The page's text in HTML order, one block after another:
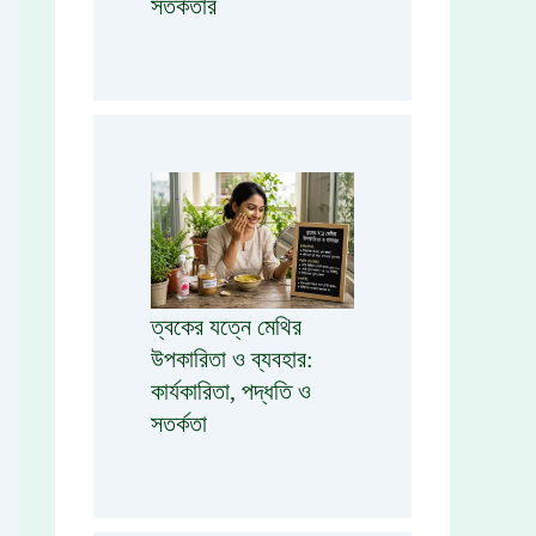
সতর্কতার
ত্বকের যত্নে মেথির
উপকারিতা ও ব্যবহার:
কার্যকারিতা, পদ্ধতি ও
সতর্কতা